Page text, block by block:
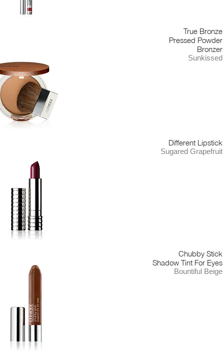
True Bronze
Pressed Powder
Bronzer
Sunkissed
Different Lipstick
Sugared Grapefruit
Chubby Stick
Shadow Tint For Eyes
Bountiful Beige